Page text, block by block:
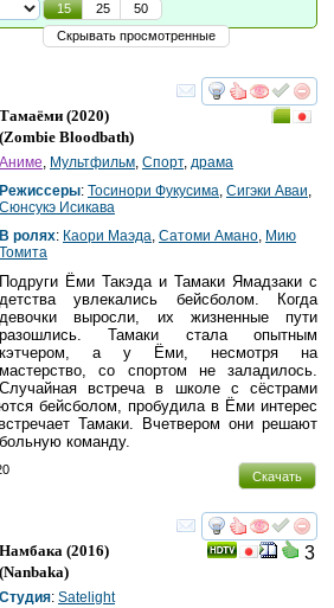
15 25
50
Скрывать просмотренные
смотреть
Тамаёми (2020)
(Zombie Bloodbath)
Аниме Мультфильм Спорт, драма
Режиссеры: Тосинори Фукусима Сигэки Аваи
Сюнсукэ Исикава
В ролях: Каори Маэда Сатоми Амано Мию
Томита
Подруги Ёми Такэда и Тамаки Ямадзаки с
детства увлекались бейсболом. Когда
девочки выросли, их жизненные пути
разошлись. Тамаки стала опытным
кэтчером, а у Ёми, несмотря на
мастерство, со спортом не заладилось.
Случайная встреча в школе с сёстрами
бейсболом, пробудила в Ёми интерес
Тамаки. Вчетвером они решают
команду.
Скачать
смотреть
3
Намбака (2016)
(Nanbaka)
Студия: Satelight